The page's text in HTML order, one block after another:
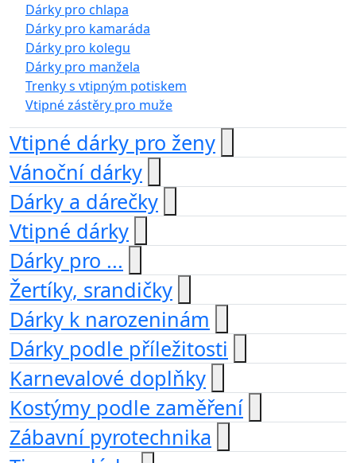
Dárky pro chlapa
Dárky pro kamaráda
Dárky pro kolegu
Dárky pro manžela
Trenky s vtipným potiskem
Vtipné zástěry pro muže
Vtipné dárky pro ženy
Vánoční dárky
Dárky a dárečky
Vtipné dárky
Dárky pro ...
Žertíky, srandičky
Dárky k narozeninám
Dárky podle příležitosti
Karnevalové doplňky
Kostýmy podle zaměření
Zábavní pyrotechnika